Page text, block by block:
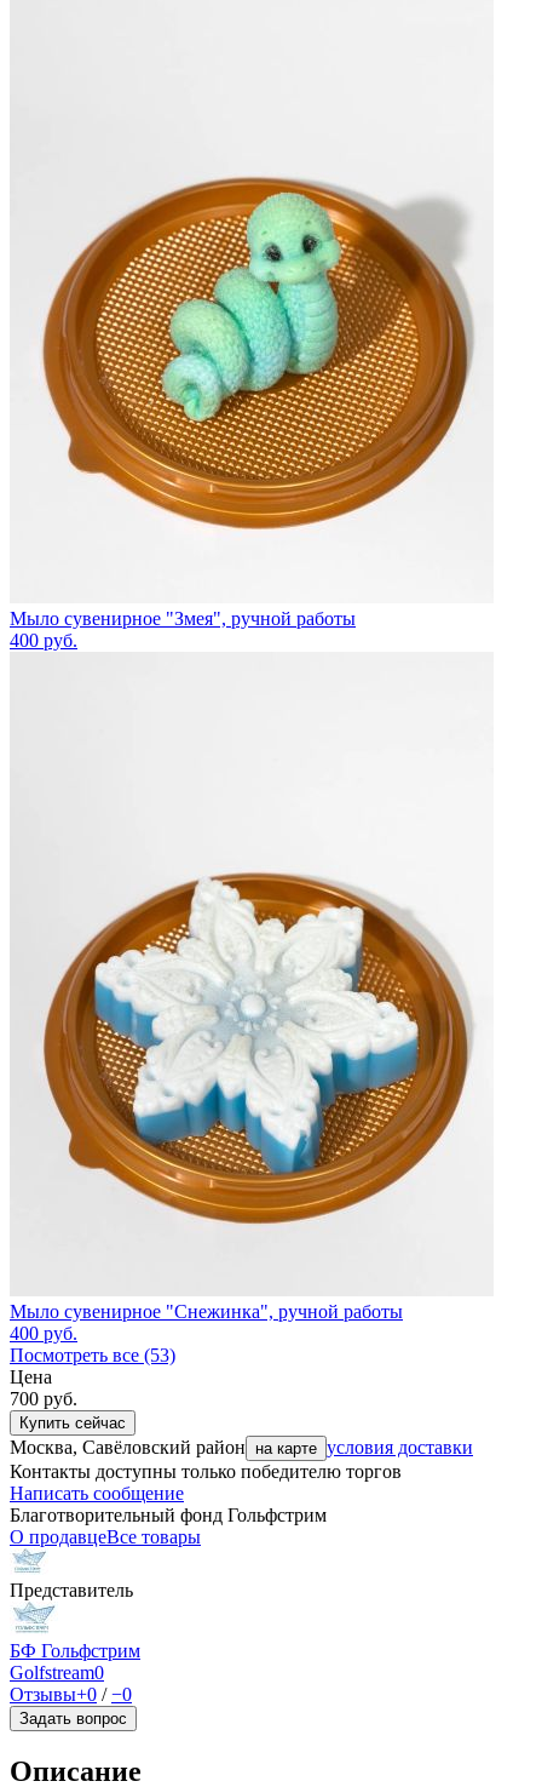
Мыло сувенирное "Змея", ручной работы
400 руб.
Мыло сувенирное "Снежинка", ручной работы
400 руб.
Посмотреть все (53)
Цена
700 руб.
Купить сейчас
Москва, Савёловский район на карте условия доставки
Контакты доступны только победителю торгов
Написать сообщение
Благотворительный фонд Гольфстрим
О продавцеВсе товары
Представитель
БФ Гольфстрим
Golfstream0
Отзывы+0 /−0
Задать вопрос
Описание